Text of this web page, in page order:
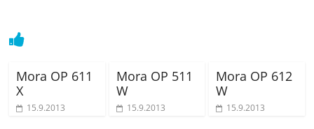
Mora OP 611
X
15.9.2013
Mora OP 511
W
15.9.2013
Mora OP 612
W
15.9.2013